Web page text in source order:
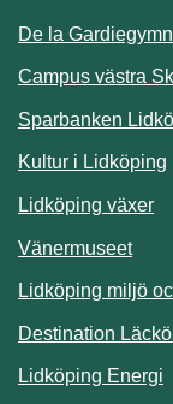
De la
Campus västra
Sparbanken
Kultur i Lidköping
Lidköping växer
Vänermuseet
Lidköping miljö
Destination
Lidköping Energi